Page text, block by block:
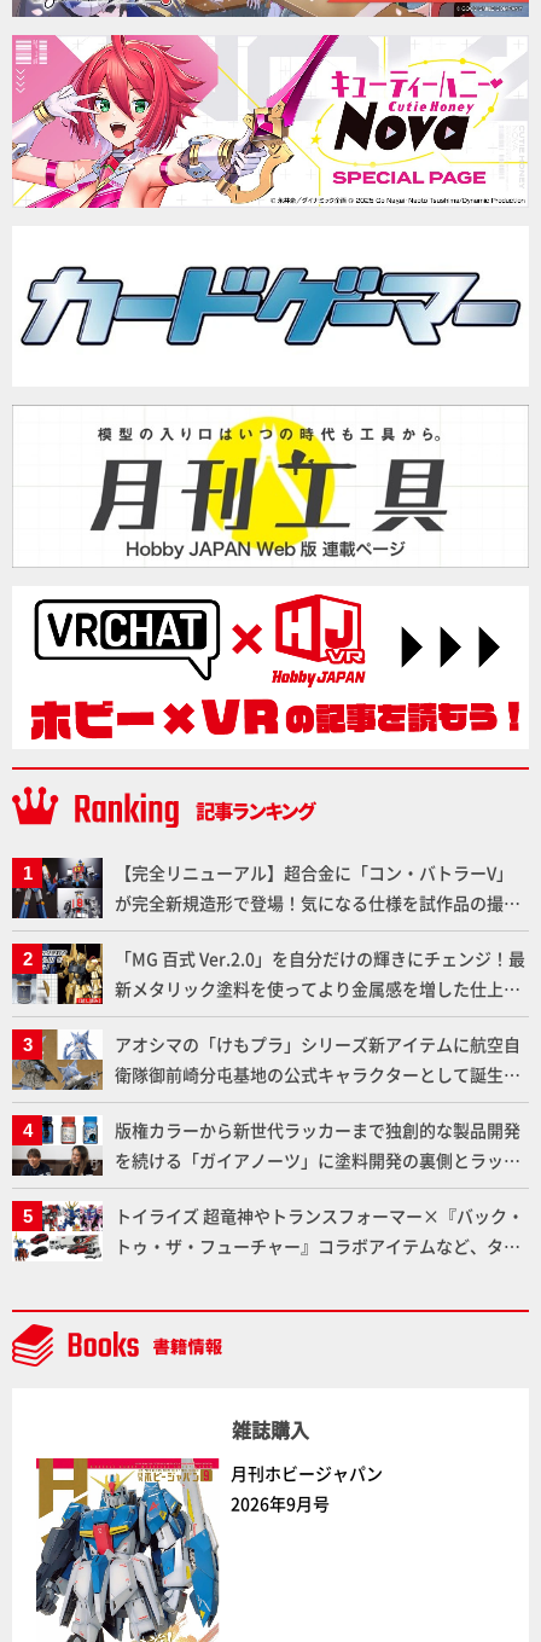
【完全リニューアル】超合金に「コン・バトラーV」
が完全新規造形で登場！気になる仕様を試作品の撮り
下ろしでご紹介!!さらに「大鉄人17」＆「ワンエイ
ト」セット情報もお届け！【超合金の魂】
「MG 百式 Ver.2.0」を自分だけの輝きにチェンジ！最
新メタリック塗料を使ってより金属感を増した仕上が
りに!!【試し読み】
アオシマの「けもプラ」シリーズ新アイテムに航空自
衛隊御前崎分屯基地の公式キャラクターとして誕生し
た「おまねこ」が着任！けもプラ公式サイト限定版と
通常版の2ラインで発売！
版権カラーから新世代ラッカーまで独創的な製品開発
を続ける「ガイアノーツ」に塗料開発の裏側とラッカ
ー塗料の未来についてインタビュー！
トイライズ 超竜神やトランスフォーマー×『バック・
トゥ・ザ・フューチャー』コラボアイテムなど、タカ
NEWITEM】
雑誌購入
月刊ホビージャパン
2026年9月号